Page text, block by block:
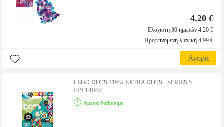
4.20 €
Ελάχιστη 30 ημερών 4.20 €
Προτεινόμενη λιανική 4.99 €
Αγορά
LEGO DOTS 41932 EXTRA DOTS - SERIES 5
EPI.14082
Αμεσα διαθέσιμο